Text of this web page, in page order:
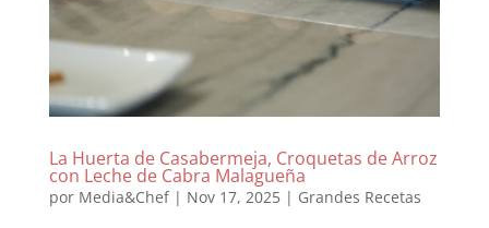
La Huerta de Casabermeja, Croquetas de Arroz
con Leche de Cabra Malagueña
por Media&Chef| Nov 17, 2025| Grandes Recetas